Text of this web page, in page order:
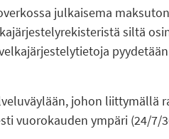
julkaisema
siltä
johon liittymällä
vuorokauden ympäri (24/7/